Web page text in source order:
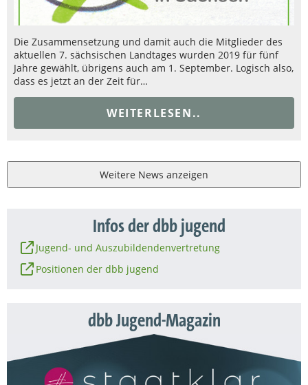
Die Zusammensetzung und damit auch die Mitglieder des
aktuellen 7. sächsischen Landtages wurden 2019 für fünf
Jahre gewählt, übrigens auch am 1. September. Logisch also,
dass es jetzt an der Zeit für…
WEITERLESEN..
Weitere News anzeigen
Infos der dbb jugend
Jugend- und Auszubildendenvertretung
Positionen der dbb jugend
dbb Jugend-Magazin